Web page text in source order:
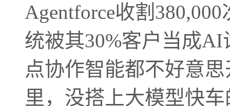
Agentforce收割
统被其30%客户当成
点协作智能都不好意
里，没搭上大模型快